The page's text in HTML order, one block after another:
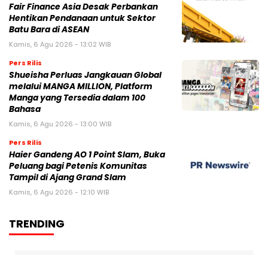
Fair Finance Asia Desak Perbankan
Hentikan Pendanaan untuk Sektor
Batu Bara di ASEAN
Kamis, 6 Agu 2026 - 13:02 WIB
Pers Rilis
Shueisha Perluas Jangkauan Global
melalui MANGA MILLION, Platform
Manga yang Tersedia dalam 100
Bahasa
Kamis, 6 Agu 2026 - 13:00 WIB
Pers Rilis
Haier Gandeng AO 1 Point Slam, Buka
Peluang bagi Petenis Komunitas
Tampil di Ajang Grand Slam
Kamis, 6 Agu 2026 - 12:10 WIB
TRENDING